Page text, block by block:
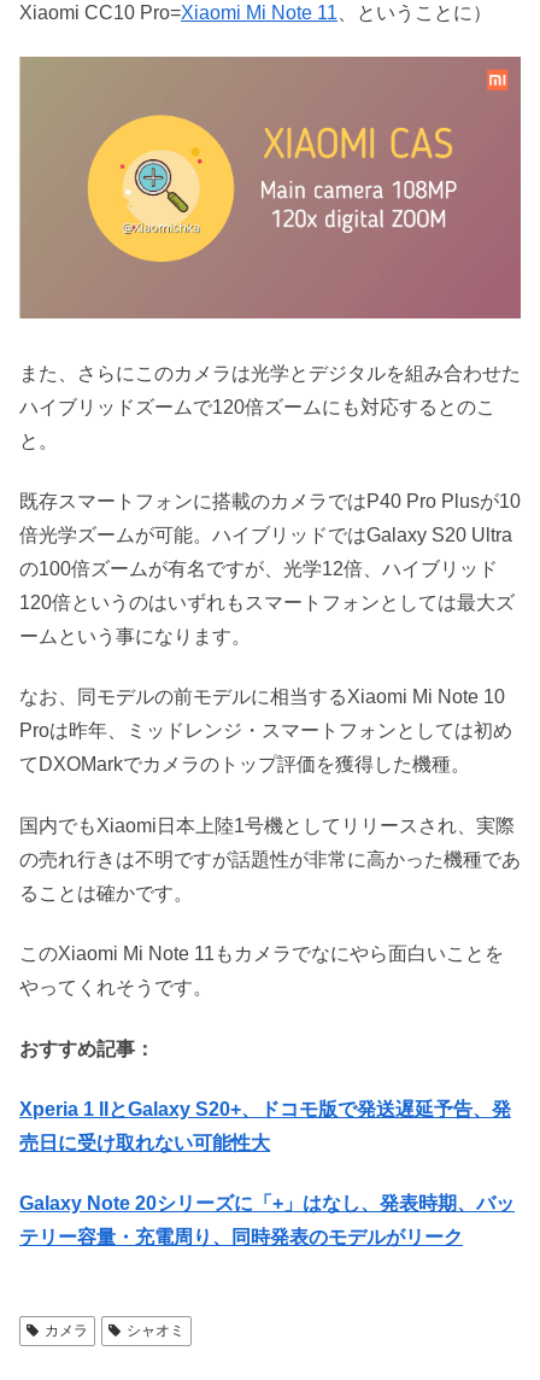
Xiaomi CC10 Pro=Xiaomi Mi Note 11 、ということに）
また、さらにこのカメラは光学とデジタルを組み合わせた
ハイブリッドズームで120倍ズームにも対応するとのこ
と。
既存スマートフォンに搭載のカメラではP40 Pro Plusが10
倍光学ズームが可能。ハイブリッドではGalaxy S20 Ultra
の100倍ズームが有名ですが、光学12倍、ハイブリッド
120倍というのはいずれもスマートフォンとしては最大ズ
ームという事になります。
なお、同モデルの前モデルに相当するXiaomi Mi Note 10
Proは昨年、ミッドレンジ・スマートフォンとしては初め
てDXOMarkでカメラのトップ評価を獲得した機種。
国内でもXiaomi日本上陸1号機としてリリースされ、実際
の売れ行きは不明ですが話題性が非常に高かった機種であ
ることは確かです。
このXiaomi Mi Note 11もカメラでなにやら面白いことを
やってくれそうです。
おすすめ記事：
Xperia 1 IIとGalaxy S20+、ドコモ版で発送遅延予告、発
売日に受け取れない可能性大
Galaxy Note 20シリーズに「+」はなし、発表時期、バッ
テリー容量・充電周り、同時発表のモデルがリーク
カメラ シャオミ